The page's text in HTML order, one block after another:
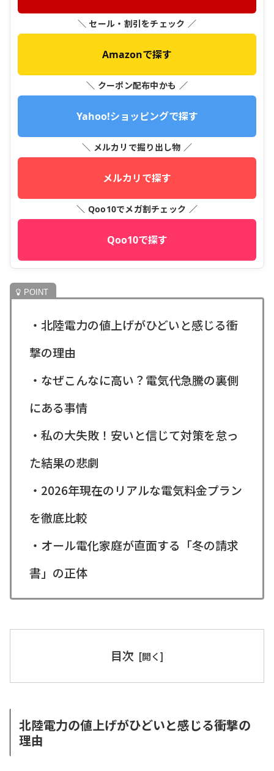
＼ セール・割引をチェック ／
Amazonで探す
＼ クーポン配布中かも ／
Yahoo!ショッピングで探す
＼ メルカリで掘り出し物 ／
メルカリで探す
＼ Qoo10でメガ割チェック ／
Qoo10で探す
・北陸電力の値上げがひどいと感じる衝
撃の理由
・なぜこんなに高い？電気代急騰の裏側
にある事情
・私の大失敗！安いと信じて対策を怠っ
た結果の悲劇
・2026年現在のリアルな電気料金プラン
を徹底比較
・オール電化家庭が直面する「冬の請求
書」の正体
目次
北陸電力の値上げがひどいと感じる衝撃の
理由